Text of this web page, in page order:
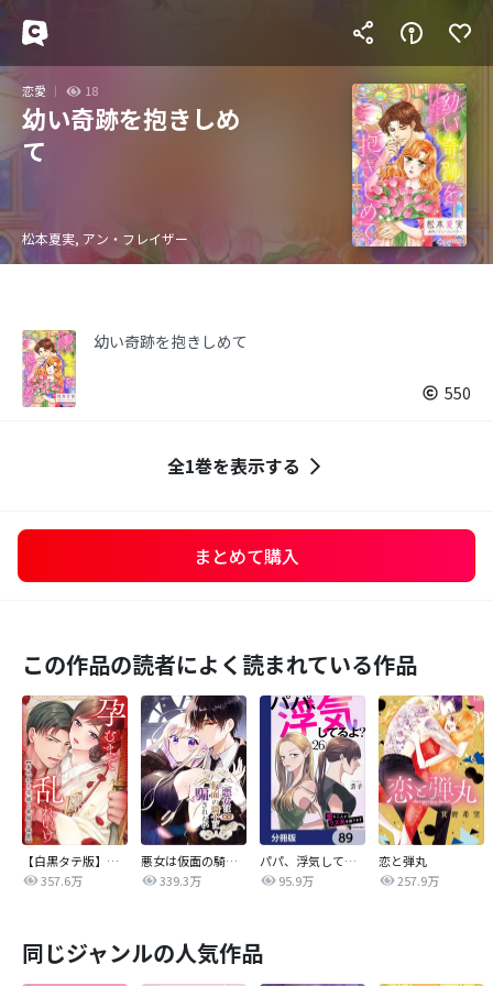
恋愛 18
幼い奇跡を抱きしめ
て
松本夏実, アン・フレイザー
幼い奇跡を抱きしめて
550
全1巻を表示する
まとめて購入
この作品の読者によく読まれている作品
【白黒タテ版】孕むまで乱れいけ～身代わり花嫁と軍服の猛愛
357.6万
悪女は仮面の騎士に騙されない
339.3万
パパ、浮気してるよ？娘と二人でクズ夫を捨てます【分冊版】
95.9万
恋と弾丸
257.9万
同じジャンルの人気作品